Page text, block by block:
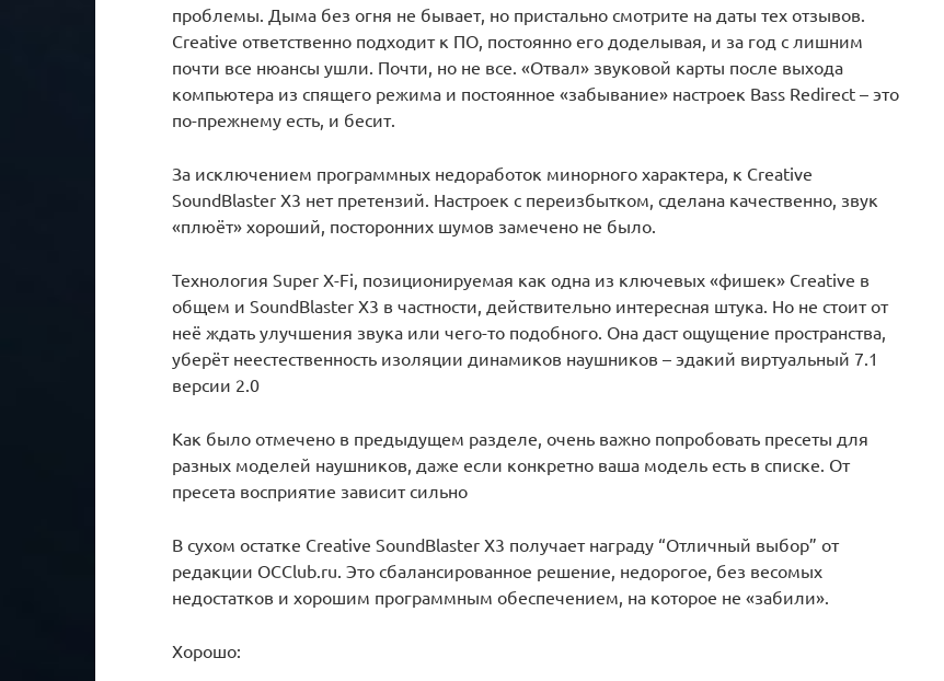
проблемы. Дыма без огня не бывает, но пристально смотрите на даты тех отзывов.
Creative ответственно подходит к ПО, постоянно его доделывая, и за год с лишним
почти все нюансы ушли. Почти, но не все. «Отвал» звуковой карты после выхода
компьютера из спящего режима и постоянное «забывание» настроек Bass Redirect – это
по-прежнему есть, и бесит.
За исключением программных недоработок минорного характера, к Creative
SoundBlaster X3 нет претензий. Настроек с переизбытком, сделана качественно, звук
«плюёт» хороший, посторонних шумов замечено не было.
Технология Super X-Fi, позиционируемая как одна из ключевых «фишек» Creative в
общем и SoundBlaster X3 в частности, действительно интересная штука. Но не стоит от
неё ждать улучшения звука или чего-то подобного. Она даст ощущение пространства,
уберёт неестественность изоляции динамиков наушников – эдакий виртуальный 7.1
версии 2.0
Как было отмечено в предыдущем разделе, очень важно попробовать пресеты для
разных моделей наушников, даже если конкретно ваша модель есть в списке. От
пресета восприятие зависит сильно
В сухом остатке Creative SoundBlaster X3 получает награду “Отличный выбор” от
редакции OCClub.ru. Это сбалансированное решение, недорогое, без весомых
недостатков и хорошим программным обеспечением, на которое не «забили».
Хорошо: